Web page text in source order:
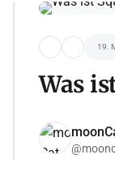
19.
Was